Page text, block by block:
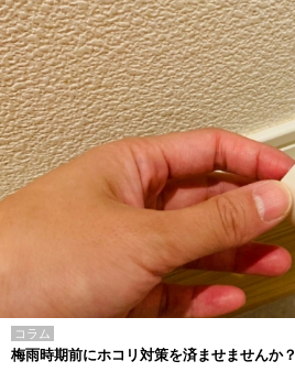
コラム
梅雨時期前にホコリ対策を済ませませんか？